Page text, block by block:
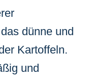
dünne und
Kartoffeln.
und